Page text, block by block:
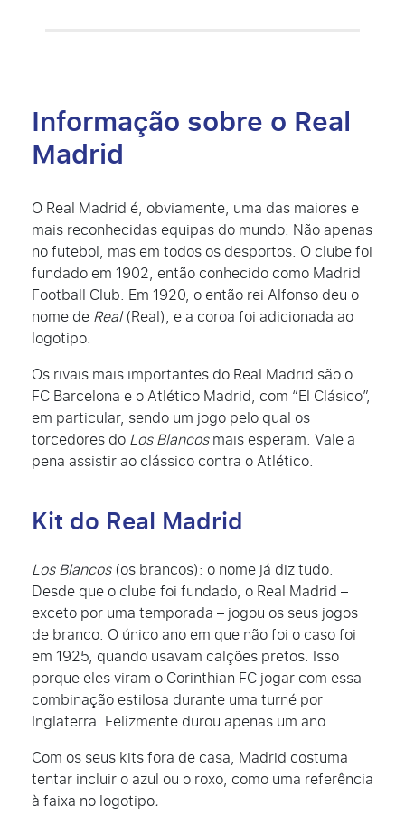
Informação sobre o Real
Madrid
O Real Madrid é, obviamente, uma das maiores e
mais reconhecidas equipas do mundo. Não apenas
no futebol, mas em todos os desportos. O clube foi
fundado em 1902, então conhecido como Madrid
Football Club. Em 1920, o então rei Alfonso deu o
nome deReal(Real), e a coroa foi adicionada ao
logotipo.
Os rivais mais importantes do Real Madrid são o
FC Barcelona e o Atlético Madrid, com “El Clásico”,
em particular, sendo um jogo pelo qual os
torcedores doLos Blancosmais esperam. Vale a
pena assistir ao clássico contra o Atlético.
Kit do Real Madrid
Los Blancos(os brancos): o nome já diz tudo.
Desde que o clube foi fundado, o Real Madrid –
exceto por uma temporada – jogou os seus jogos
de branco. O único ano em que não foi o caso foi
em 1925, quando usavam calções pretos. Isso
porque eles viram o Corinthian FC jogar com essa
combinação estilosa durante uma turné por
Inglaterra. Felizmente durou apenas um ano.
Com os seus kits fora de casa, Madrid costuma
tentar incluir o azul ou o roxo, como uma referência
à faixa no logotipo.